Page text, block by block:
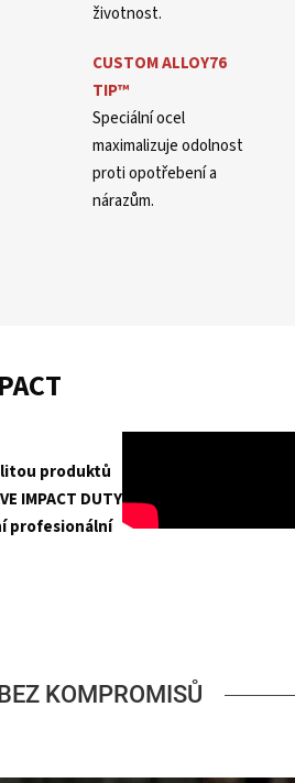
životnost.
CUSTOM ALLOY76
TIP™
Speciální ocel
maximalizuje odolnost
proti opotřebení a
nárazům.
produktů
IMPACT DUTY
profesionální
KOMPROMISŮ